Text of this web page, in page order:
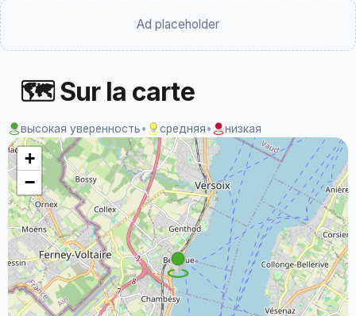
Ad placeholder
🗺 Sur la carte
высокая уверенность• средняя• низкая
+
−